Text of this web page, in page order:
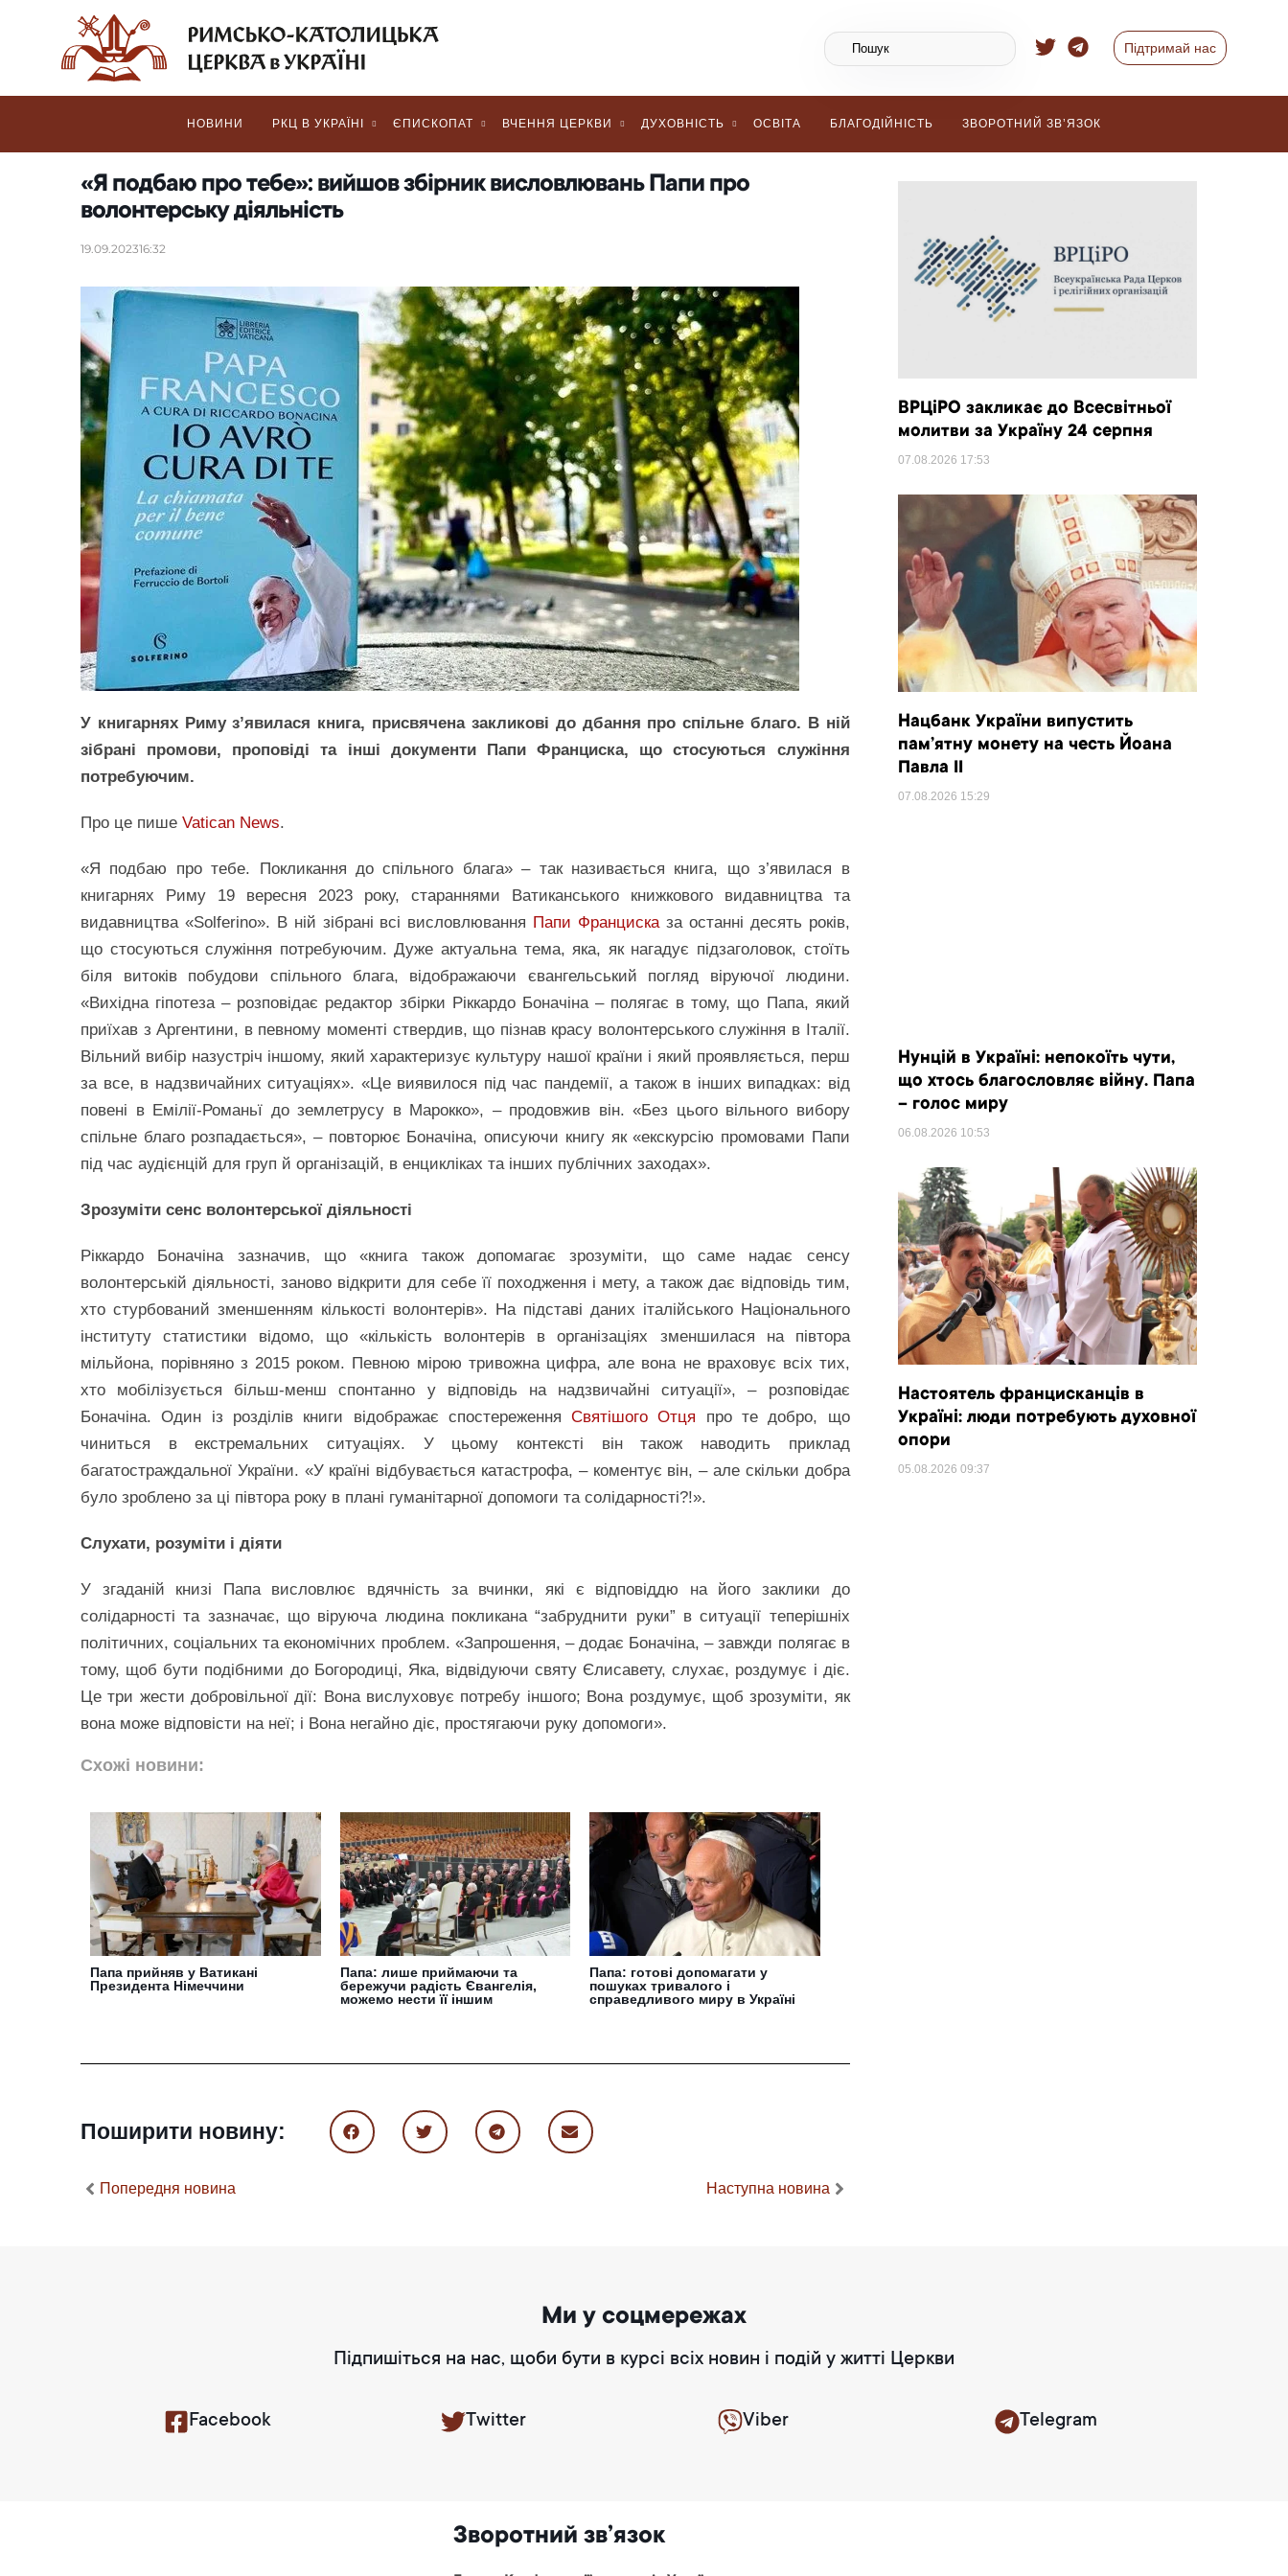
Підтримай нас
НОВИНИ РКЦ В УКРАЇНІ ЄПИСКОПАТ ВЧЕННЯ ЦЕРКВИ ДУХОВНІСТЬ ОСВІТА БЛАГОДІЙНІСТЬ ЗВОРОТНИЙ ЗВ’ЯЗОК
«Я подбаю про тебе»: вийшов збірник висловлювань Папи про
волонтерську діяльність
19.09.202316:32
У книгарнях Риму з’явилася книга, присвячена закликові до дбання про спільне благо. В ній
зібрані промови, проповіді та інші документи Папи Франциска, що стосуються служіння
потребуючим.
Про це пише Vatican News.
«Я подбаю про тебе. Покликання до спільного блага» – так називається книга, що з’явилася в
книгарнях Риму 19 вересня 2023 року, стараннями Ватиканського книжкового видавництва та
видавництва «Solferino». В ній зібрані всі висловлювання Папи Францисказа останні десять років,
що стосуються служіння потребуючим. Дуже актуальна тема, яка, як нагадує підзаголовок, стоїть
біля витоків побудови спільного блага, відображаючи євангельський погляд віруючої людини.
«Вихідна гіпотеза – розповідає редактор збірки Ріккардо Боначіна – полягає в тому, що Папа, який
приїхав з Аргентини, в певному моменті ствердив, що пізнав красу волонтерського служіння в Італії.
Вільний вибір назустріч іншому, який характеризує культуру нашої країни і який проявляється, перш
за все, в надзвичайних ситуаціях». «Це виявилося під час пандемії, а також в інших випадках: від
повені в Емілії-Романьї до землетрусу в Марокко», – продовжив він. «Без цього вільного вибору
спільне благо розпадається», – повторює Боначіна, описуючи книгу як «екскурсію промовами Папи
під час аудієнцій для груп й організацій, в енцикліках та інших публічних заходах».
Зрозуміти сенс волонтерської діяльності
Ріккардо Боначіна зазначив, що «книга також допомагає зрозуміти, що саме надає сенсу
волонтерській діяльності, заново відкрити для себе її походження і мету, а також дає відповідь тим,
хто стурбований зменшенням кількості волонтерів». На підставі даних італійського Національного
інституту статистики відомо, що «кількість волонтерів в організаціях зменшилася на півтора
мільйона, порівняно з 2015 роком. Певною мірою тривожна цифра, але вона не враховує всіх тих,
хто мобілізується більш-менш спонтанно у відповідь на надзвичайні ситуації», – розповідає
Боначіна. Один із розділів книги відображає спостереженняСвятішого Отця про те добро, що
чиниться в екстремальних ситуаціях. У цьому контексті він також наводить приклад
багатостраждальної України. «У країні відбувається катастрофа, – коментує він, – але скільки добра
було зроблено за ці півтора року в плані гуманітарної допомоги та солідарності?!».
Слухати, розуміти і діяти
У згаданій книзі Папа висловлює вдячність за вчинки, які є відповіддю на його заклики до
солідарності та зазначає, що віруюча людина покликана “забруднити руки” в ситуації теперішніх
політичних, соціальних та економічних проблем. «Запрошення, – додає Боначіна, – завжди полягає в
тому, щоб бути подібними до Богородиці, Яка, відвідуючи святу Єлисавету, слухає, роздумує і діє.
Це три жести добровільної дії: Вона вислуховує потребу іншого; Вона роздумує, щоб зрозуміти, як
вона може відповісти на неї; і Вона негайно діє, простягаючи руку допомоги».
Схожі новини:
Папа прийняв у Ватикані
Президента Німеччини
Папа: лише приймаючи та
бережучи радість Євангелія,
можемо нести її іншим
Папа: готові допомагати у
пошуках тривалого і
справедливого миру в Україні
Поширити новину:
Попередня новина Наступна новина
ВРЦіРО закликає до Всесвітньої
молитви за Україну 24 серпня
07.08.2026 17:53
Нацбанк України випустить
пам’ятну монету на честь Йоана
Павла II
07.08.2026 15:29
Нунцій в Україні: непокоїть чути,
що хтось благословляє війну. Папа
– голос миру
06.08.2026 10:53
Настоятель францисканців в
Україні: люди потребують духовної
опори
05.08.2026 09:37
Ми у соцмережах
Підпишіться на нас, щоби бути в курсі всіх новин і подій у житті Церкви
Facebook Twitter Viber Telegram
Зворотний зв’язок